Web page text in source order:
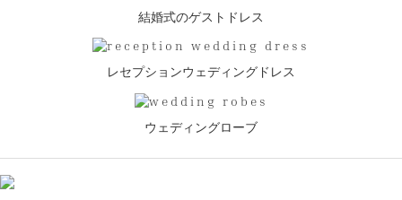
結婚式のゲストドレス
レセプションウェディングドレス
ウェディングローブ